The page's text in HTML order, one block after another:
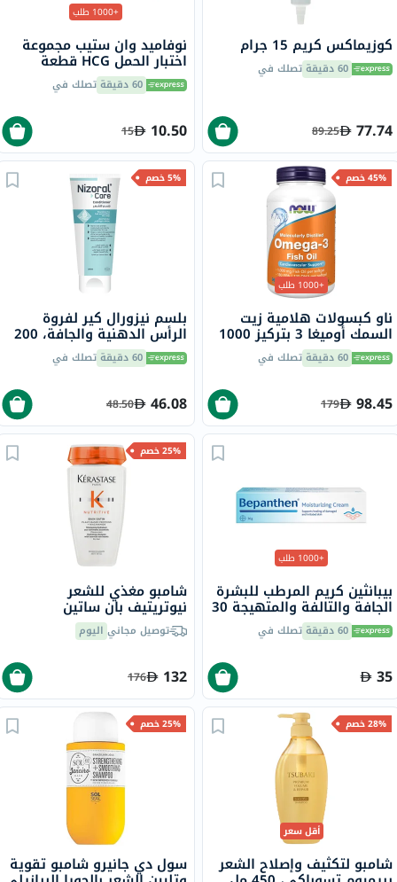
كوزيماكس كريم 15 جرام
60 دقيقة تصلك في
77.74
89.25
+1000 طلب
نوفاميد وان ستيب مجموعة
اختبار الحمل HCG قطعة
واحدة 60 دقيقة تصلك في
10.50
15
45% خصم
+1000 طلب
ناو كبسولات هلامية زيت
السمك أوميغا 3 بتركيز 1000
ملجم حزمة من 200
60 دقيقة تصلك في
98.45
179
5% خصم
بلسم نيزورال كير لفروة
الرأس الدهنية والجافة، 200
مل 60 دقيقة تصلك في
46.08
48.50
+1000 طلب
بيبانثين كريم المرطب للبشرة
الجافة والتالفة والمتهيجة 30
جرام 60 دقيقة تصلك في
35
25% خصم
شامبو مغذي للشعر
نيوتريتيف بان ساتين
كيراستاس، 250 مل
توصيل مجاني اليوم
132
176
28% خصم
أقل سعر
شامبو لتكثيف وإصلاح الشعر
25% خصم
سول دي جانيرو شامبو تقوية